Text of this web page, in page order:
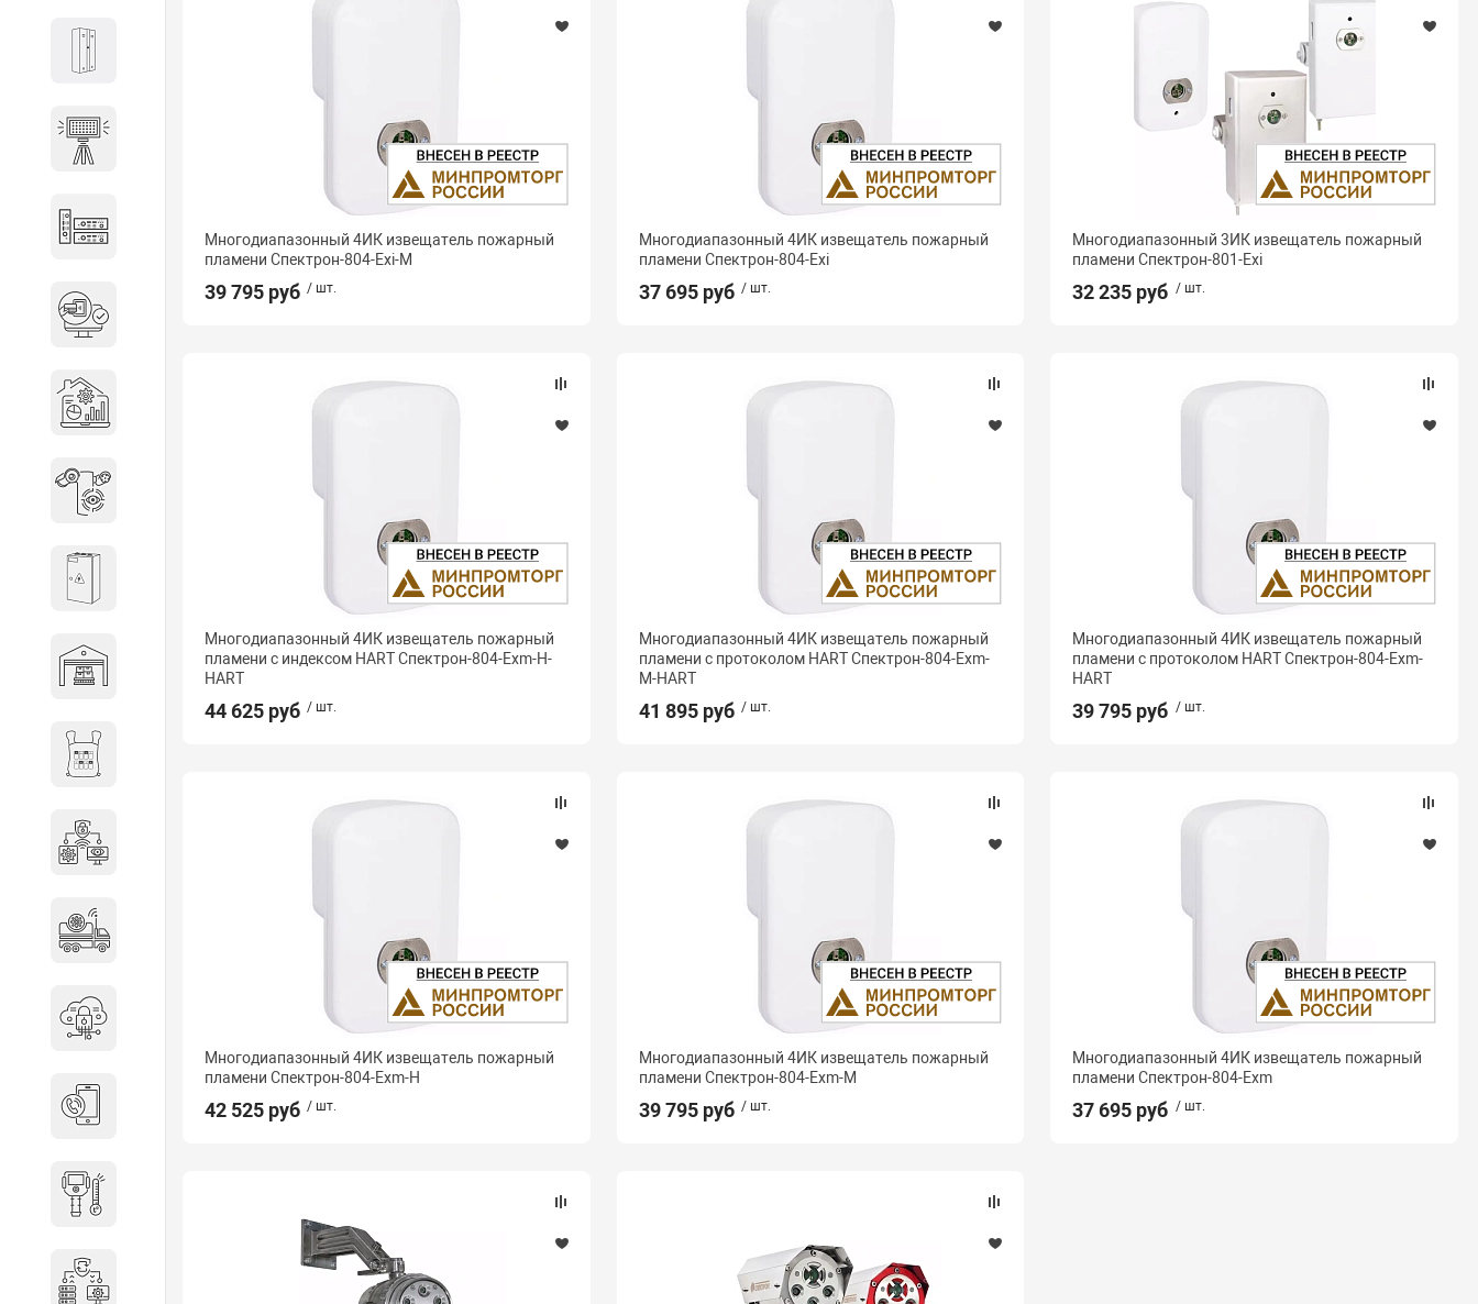
Система контроля управления
аналитики эксплуатации
Системы охраны периметра
Складское оборудование
Средства защиты информации
Телефония
Технические средства охраны
Многодиапазонный 4ИК извещатель пожарный
пламени Спектрон-804-Exi-М
39 795 руб / шт.
Многодиапазонный 4ИК извещатель пожарный
пламени Спектрон-804-Exi
37 695 руб / шт.
Многодиапазонный 3ИК извещатель пожарный
пламени Спектрон-801-Exi
32 235 руб / шт.
Многодиапазонный 4ИК извещатель пожарный
пламени с индексом HART Спектрон-804-Exm-Н-
HART
44 625 руб / шт.
Многодиапазонный 4ИК извещатель пожарный
пламени с протоколом HART Спектрон-804-Exm-
М-HART
41 895 руб / шт.
Многодиапазонный 4ИК извещатель пожарный
пламени с протоколом HART Спектрон-804-Exm-
HART
39 795 руб / шт.
Многодиапазонный 4ИК извещатель пожарный
пламени Спектрон-804-Exm-Н
42 525 руб / шт.
Многодиапазонный 4ИК извещатель пожарный
пламени Спектрон-804-Exm-М
39 795 руб / шт.
Многодиапазонный 4ИК извещатель пожарный
пламени Спектрон-804-Exm
37 695 руб / шт.